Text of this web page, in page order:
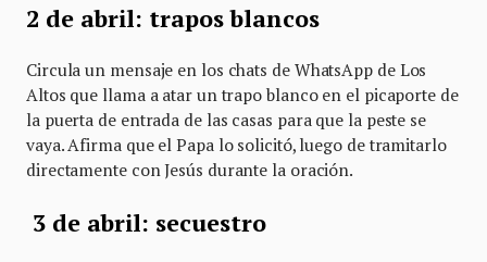
2 de abril: trapos blancos
Circula un mensaje en los chats de WhatsApp de Los
Altos que llama a atar un trapo blanco en el picaporte de
la puerta de entrada de las casas para que la peste se
vaya. Afirma que el Papa lo solicitó, luego de tramitarlo
directamente con Jesús durante la oración.
3 de abril: secuestro